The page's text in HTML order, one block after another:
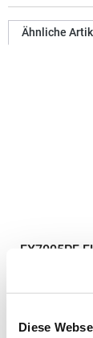
Diese
Ähnliche
FX7005PF